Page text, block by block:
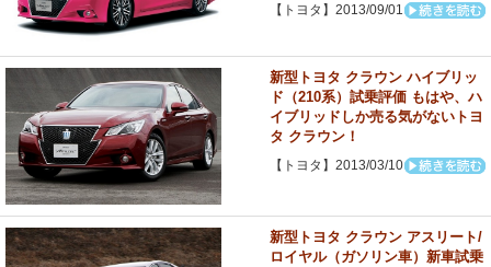
【トヨタ】2013/09/01
新型トヨタ クラウン ハイブリッ
ド（210系）試乗評価 もはや、ハ
イブリッドしか売る気がないトヨ
タ クラウン！
【トヨタ】2013/03/10
新型トヨタ クラウン アスリート/
ロイヤル（ガソリン車）新車試乗